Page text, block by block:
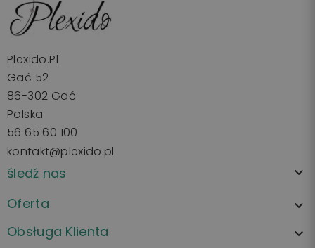
Plexido.pl
Gać 52
86-302 Gać
Polska
56 65 60 100
kontakt@plexido.pl
śledź nas 
Oferta 
Obsługa Klienta 